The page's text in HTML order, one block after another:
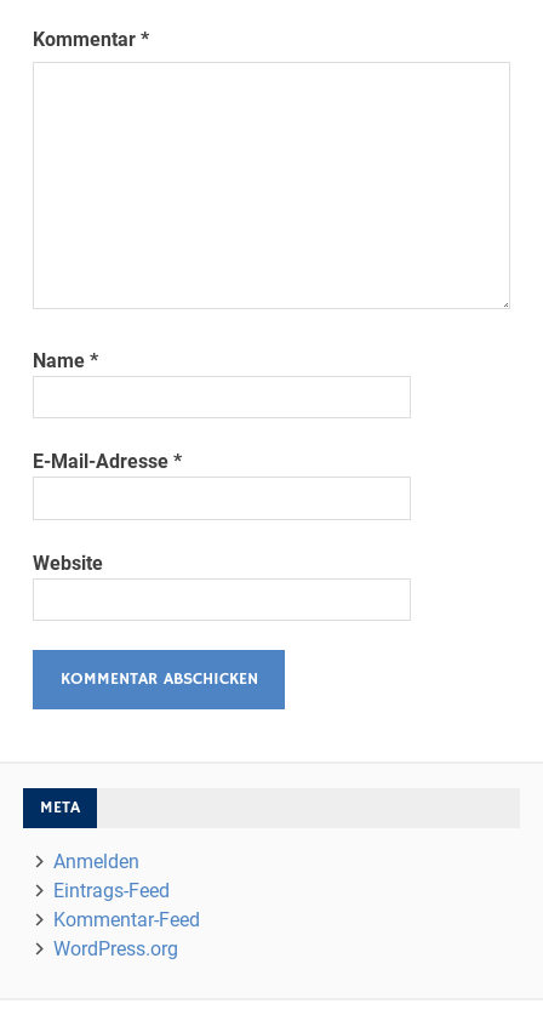
Kommentar*
Name*
E-Mail-Adresse*
Website
META
Anmelden
Eintrags-Feed
Kommentar-Feed
WordPress.org